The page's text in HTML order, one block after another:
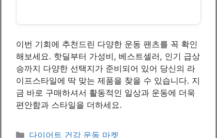
이번 기회에 추천드린 다양한 운동 팬츠를 꼭 확인
해보세요. 핫딜부터 가성비, 베스트셀러, 인기 급상
승까지 다양한 선택지가 준비되어 있어 당신의 라
이프스타일에 딱 맞는 제품을 찾을 수 있습니다. 지
금 바로 구매하셔서 활동적인 일상과 운동에 더욱
편안함과 스타일을 더하세요.
Categories
다이어트 건강 운동 마켓